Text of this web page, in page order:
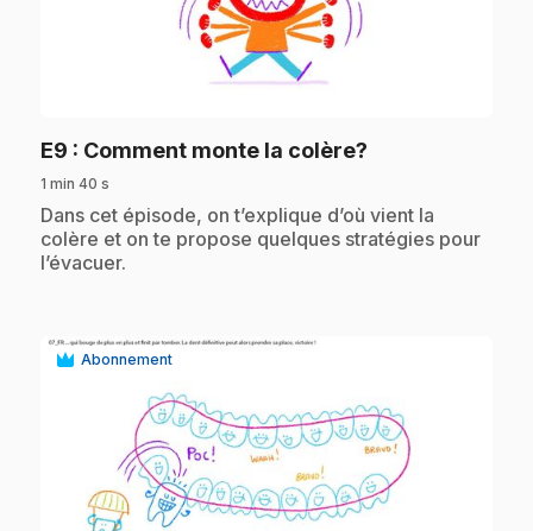
E9 : Comment monte la colère?
1 min 40 s
.Dans cet épisode, on t’explique d’où vient la
colère et on te propose quelques stratégies pour
l’évacuer.
Abonnement